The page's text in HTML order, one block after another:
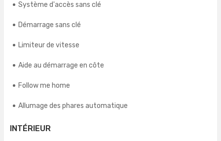
Système d'accès sans clé
Démarrage sans clé
Limiteur de vitesse
Aide au démarrage en côte
Follow me home
Allumage des phares automatique
INTÉRIEUR